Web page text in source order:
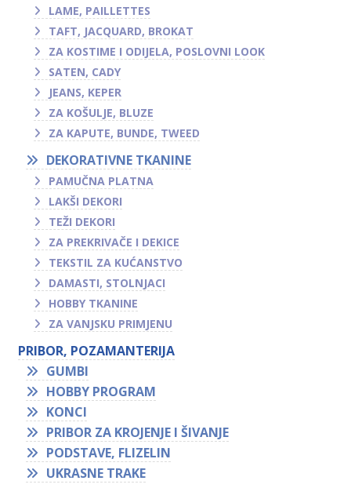
LAME, PAILLETTES
TAFT, JACQUARD, BROKAT
ZA KOSTIME I ODIJELA, POSLOVNI LOOK
SATEN, CADY
JEANS, KEPER
ZA KOŠULJE, BLUZE
ZA KAPUTE, BUNDE, TWEED
DEKORATIVNE TKANINE
PAMUČNA PLATNA
LAKŠI DEKORI
TEŽI DEKORI
ZA PREKRIVAČE I DEKICE
TEKSTIL ZA KUĆANSTVO
DAMASTI, STOLNJACI
HOBBY TKANINE
ZA VANJSKU PRIMJENU
PRIBOR, POZAMANTERIJA
GUMBI
HOBBY PROGRAM
KONCI
PRIBOR ZA KROJENJE I ŠIVANJE
PODSTAVE, FLIZELIN
UKRASNE TRAKE